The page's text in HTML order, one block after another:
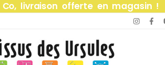
Co, livraison offerte en magasin !